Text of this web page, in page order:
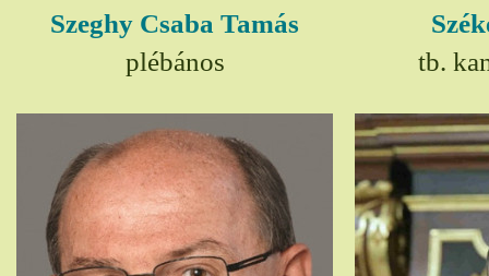
Szeghy Csaba Tamás
plébános
tb.